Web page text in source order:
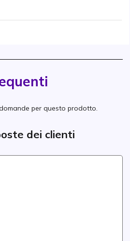
per questo prodotto.
dei clienti